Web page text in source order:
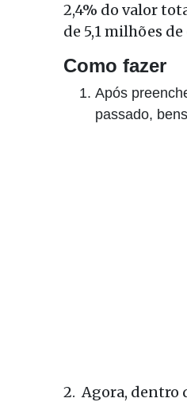
2,4% do valor
de 5,1 milhões
Como fazer
Após
passado,
2. Agora, dentro